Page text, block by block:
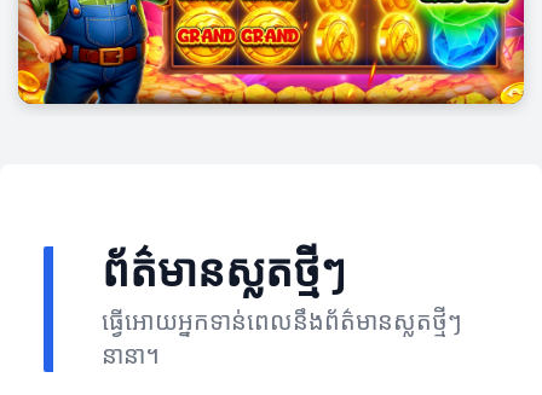
ព័ត៌មានស្លតថ្មីៗ
ធ្វើអោយអ្នកទាន់ពេលនឹងព័ត៌មានស្លតថ្មីៗ
នានា។